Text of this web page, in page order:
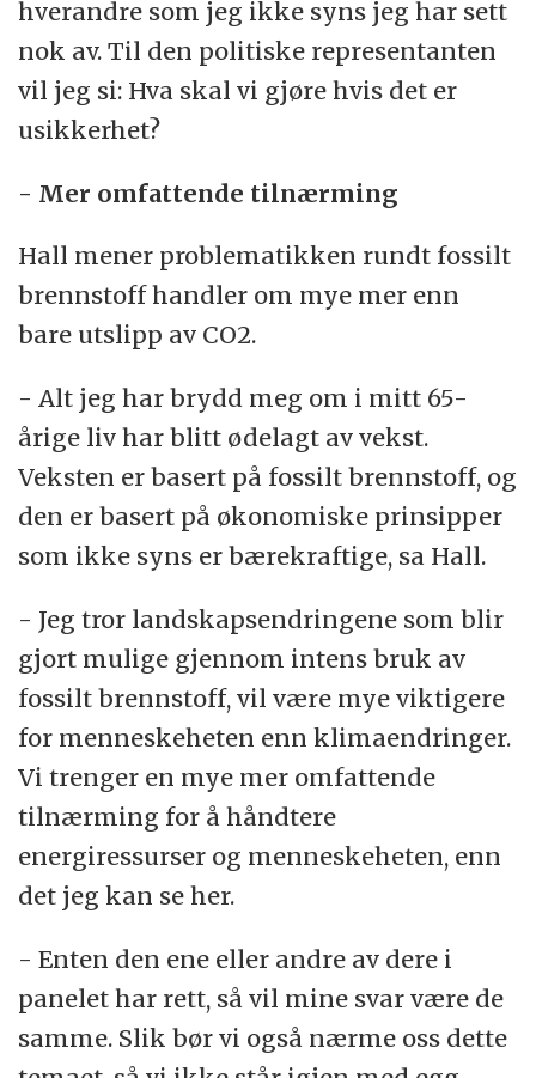
hverandre som jeg ikke syns jeg har sett
nok av. Til den politiske representanten
vil jeg si: Hva skal vi gjøre hvis det er
usikkerhet?
- Mer omfattende tilnærming
Hall mener problematikken rundt fossilt
brennstoff handler om mye mer enn
bare utslipp av CO2.
- Alt jeg har brydd meg om i mitt 65-
årige liv har blitt ødelagt av vekst.
Veksten er basert på fossilt brennstoff, og
den er basert på økonomiske prinsipper
som ikke syns er bærekraftige, sa Hall.
- Jeg tror landskapsendringene som blir
gjort mulige gjennom intens bruk av
fossilt brennstoff, vil være mye viktigere
for menneskeheten enn klimaendringer.
Vi trenger en mye mer omfattende
tilnærming for å håndtere
energiressurser og menneskeheten, enn
det jeg kan se her.
- Enten den ene eller andre av dere i
panelet har rett, så vil mine svar være de
samme. Slik bør vi også nærme oss dette